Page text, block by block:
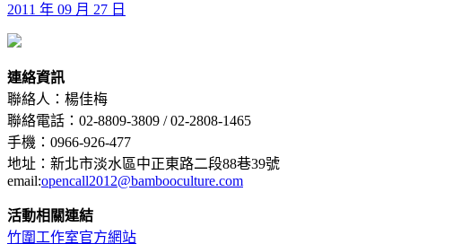
2011 年 09 月 27 日
連絡資訊
聯絡人：楊佳梅
聯絡電話：02-8809-3809 / 02-2808-1465
手機：0966-926-477
地址：新北市淡水區中正東路二段88巷39號
email:opencall2012@bambooculture.com
活動相關連結
竹圍工作室官方網站